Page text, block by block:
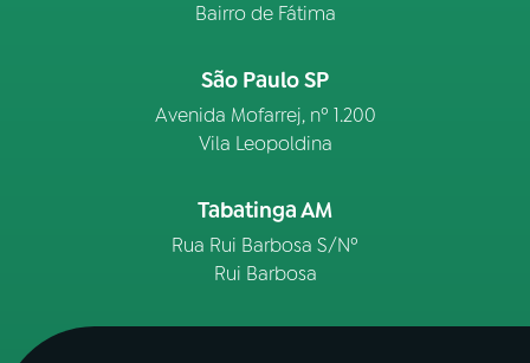
Bairro de Fátima
São Paulo SP
Avenida Mofarrej, nº 1.200
Vila Leopoldina
Tabatinga AM
Rua Rui Barbosa S/Nº
Rui Barbosa